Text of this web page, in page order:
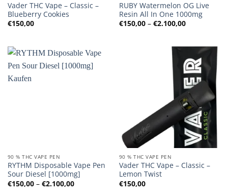
Vader THC Vape – Classic –
Blueberry Cookies
€150,00
RUBY Watermelon OG Live
Resin All In One 1000mg
€150,00 – €2.100,00
€150,00
90 % THC VAPE PEN
RYTHM Disposable Vape Pen
Sour Diesel [1000mg]
€150,00 – €2.100,00Preisspanne:
€150,00
90 % THC VAPE PEN
Vader THC Vape – Classic –
Lemon Twist
€150,00